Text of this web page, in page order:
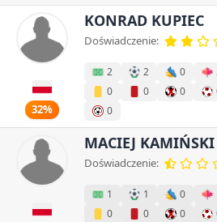
32%
KONRAD KUPIEC
Doświadczenie:
2 2 0
0
0 0
0
MACIEJ KAMIŃSKI
Doświadczenie:
1 1 0
0
0 0